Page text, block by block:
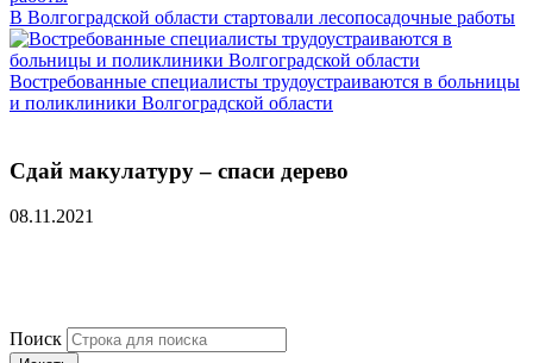
В Волгоградской области стартовали лесопосадочные работы
Востребованные специалисты трудоустраиваются в больницы
и поликлиники Волгоградской области
Сдай макулатуру – спаси дерево
08.11.2021
Поиск